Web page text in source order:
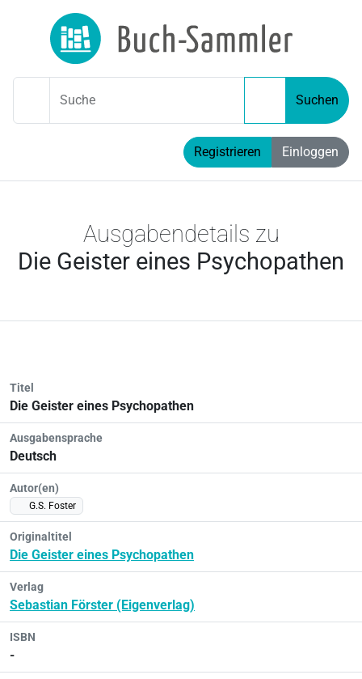
Suche Suchen
Registrieren Einloggen
Ausgabendetails zu
Die Geister eines Psychopathen
Titel
Die Geister eines Psychopathen
Ausgabensprache
Deutsch
Autor(en)
G.S. Foster
Originaltitel
Die Geister eines Psychopathen
Verlag
Sebastian Förster (Eigenverlag)
ISBN
-